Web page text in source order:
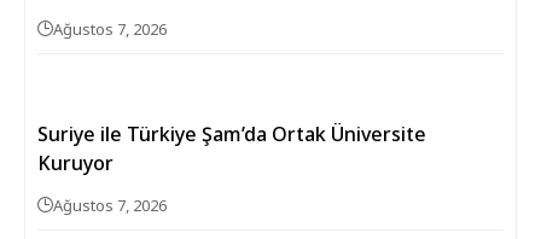
Ağustos 7, 2026
Suriye ile Türkiye Şam’da Ortak Üniversite
Kuruyor
Ağustos 7, 2026